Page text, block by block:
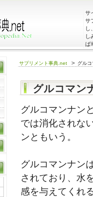
サ
サ
し
し
ば
サプリメント事典.net ＞ グル
グルコマン
グルコマンナン
では消化されな
ンともいう。
グルコマンナン
されており、水
感を与えてくれ